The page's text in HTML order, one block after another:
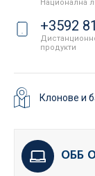
Национална
+3592
продукти
Клонове и
ОББ